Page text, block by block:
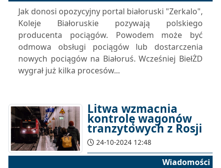
Jak donosi opozycyjny portal białoruski "Zerkalo",
Koleje Białoruskie pozywają polskiego
producenta pociągów. Powodem może być
odmowa obsługi pociągów lub dostarczenia
nowych pociągów na Białoruś. Wcześniej BiełŻD
wygrał już kilka procesów...
Litwa wzmacnia
kontrolę wagonów
tranzytowych z Rosji
24-10-2024 12:48
Wiadomości